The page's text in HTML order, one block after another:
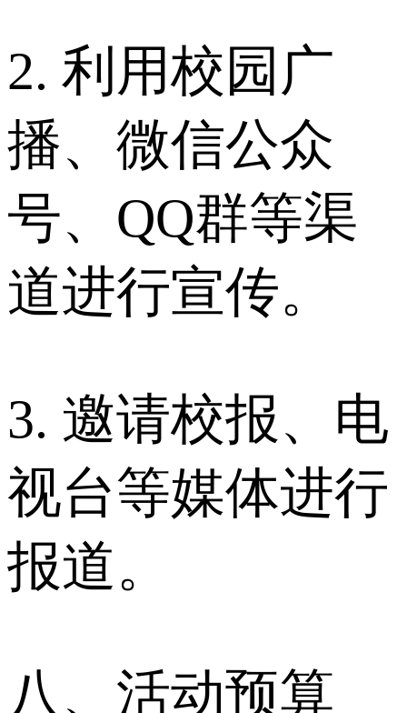
2. 利用校园广
播、微信公众
号、QQ群等渠
道进行宣传。
3. 邀请校报、电
视台等媒体进行
报道。
八、活动预算